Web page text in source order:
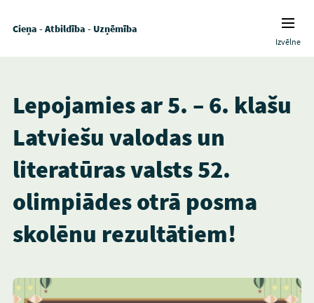
Cieņa - Atbildība - Uzņēmība
Izvēlne
Lepojamies ar 5. – 6. klašu
Latviešu valodas un
literatūras valsts 52.
olimpiādes otrā posma
skolēnu rezultātiem!